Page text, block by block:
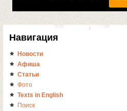
Навигация
Новости
Афиша
Статьи
Фото
Texts in English
Поиск